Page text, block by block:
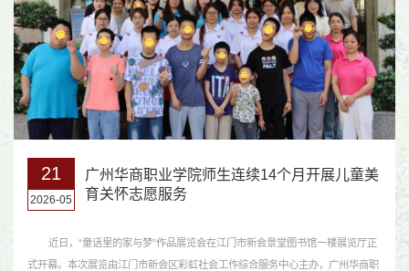
21
2026-05
广州华商职业学院师生连续14个月开展儿童美
育关怀志愿服务
近日，“童话里的家与梦”作品展览会在江门市新会景堂图书馆一楼展览厅正
式开幕。本次展览由江门市新会区彩虹社会工作综合服务中心主办，广州华商职